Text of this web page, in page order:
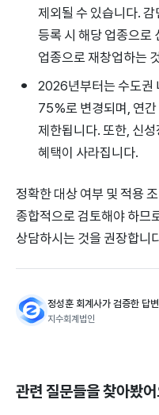
제외될 수 있습니다.
등록 시 해당 업종으로
업종으로 재창업하는
2026년부터는 수도권
75%로 변경되며, 연
제한됩니다. 또한, 신
혜택이 사라집니다.
정확한 대상 여부 및 적용
종합적으로 검토해야 하므
상담하시는 것을 권장합니
정성훈 회계사가 검증한 답
지수회계법인
관련 질문들을 찾아봤